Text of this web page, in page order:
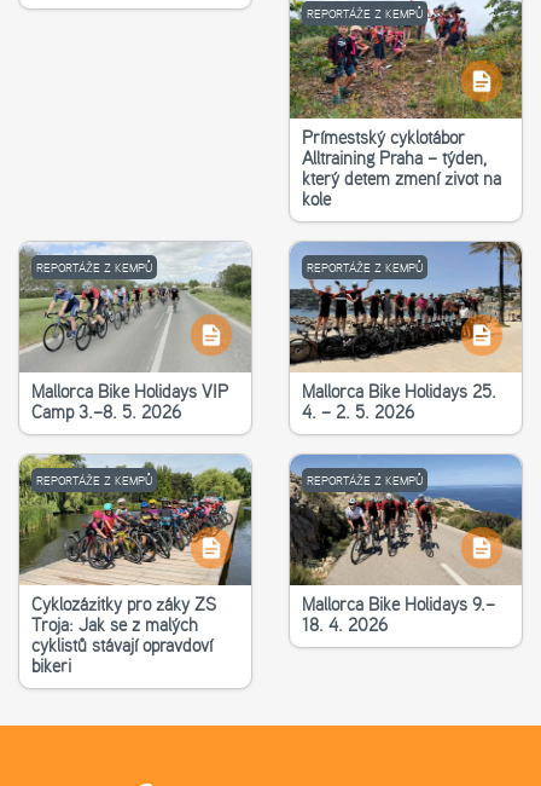
REPORTÁŽE Z KEMPŮ
Příměstský cyklotábor
Alltraining Praha – týden,
který dětem změní život na
kole
REPORTÁŽE Z KEMPŮ
Mallorca Bike Holidays VIP
Camp 3.–8. 5. 2026
REPORTÁŽE Z KEMPŮ
Mallorca Bike Holidays 25.
4. – 2. 5. 2026
REPORTÁŽE Z KEMPŮ
Cyklozážitky pro žáky ZŠ
Troja: Jak se z malých
cyklistů stávají opravdoví
bikeři
REPORTÁŽE Z KEMPŮ
Mallorca Bike Holidays 9.–
18. 4. 2026